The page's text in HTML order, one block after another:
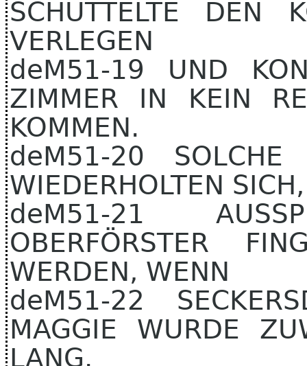
SCHÜTTELTE DEN
VERLEGEN
deM51-19 UND
ZIMMER IN KEIN
KOMMEN.
deM51-20 SOLCHE
WIEDERHOLTEN
deM51-21
OBERFÖRSTER
WERDEN, WENN
deM51-22
MAGGIE WURDE
LANG.